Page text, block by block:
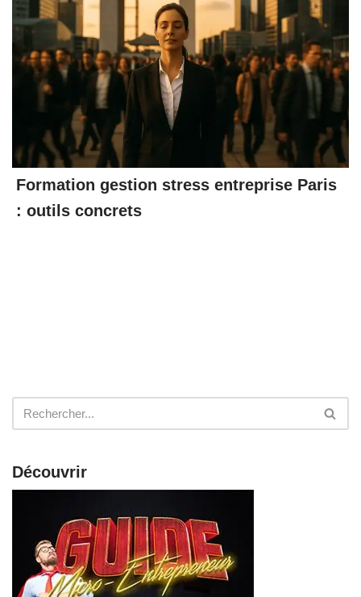
Formation gestion stress entreprise Paris
: outils concrets
Découvrir